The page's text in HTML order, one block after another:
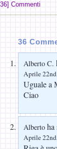
Commenti
36
Alberto C.
Aprile
Uguale a
Ciao
Alberto ha
Aprile